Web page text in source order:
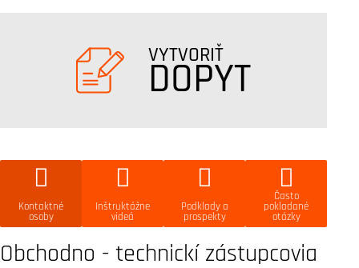
VYTVORIŤ
DOPYT
Kontaktné
osoby
Inštruktážne
videá
Podklady a
prospekty
Často
pokladané
otázky
Obchodno - technickí zástupcovia